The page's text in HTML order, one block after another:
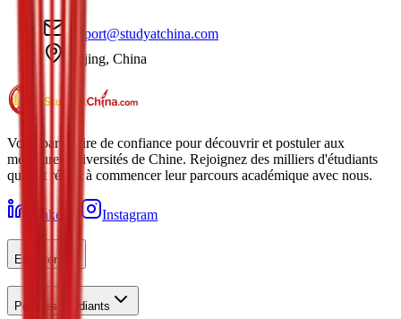
support@studyatchina.com
Beijing, China
Votre partenaire de confiance pour découvrir et postuler aux
meilleures universités de Chine. Rejoignez des milliers d'étudiants
qui ont réussi à commencer leur parcours académique avec nous.
LinkedIn Instagram
Explorer
Pour les Étudiants